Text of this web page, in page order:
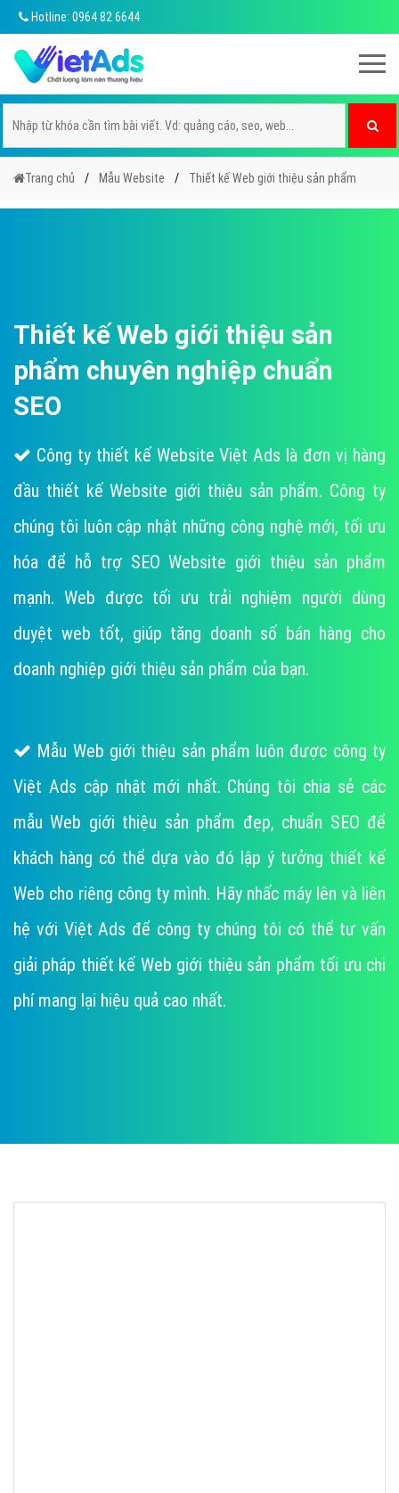
Hotline: 0964 82 6644
Trang chủ Mẫu Website Thiết kế Web giới thiệu sản phẩm
Thiết kế Web giới thiệu sản
phẩm chuyên nghiệp chuẩn
SEO
Công ty thiết kế Website Việt Ads là đơn vị hàng
đầu thiết kế Website giới thiệu sản phẩm. Công ty
chúng tôi luôn cập nhật những công nghệ mới, tối ưu
hóa để hỗ trợ SEO Website giới thiệu sản phẩm
mạnh. Web được tối ưu trải nghiệm người dùng
duyệt web tốt, giúp tăng doanh số bán hàng cho
doanh nghiệp giới thiệu sản phẩm của bạn.
Mẫu Web giới thiệu sản phẩm luôn được công ty
Việt Ads cập nhật mới nhất. Chúng tôi chia sẻ các
mẫu Web giới thiệu sản phẩm đẹp, chuẩn SEO để
khách hàng có thể dựa vào đó lập ý tưởng thiết kế
Web cho riêng công ty mình. Hãy nhấc máy lên và liên
hệ với Việt Ads để công ty chúng tôi có thể tư vấn
giải pháp thiết kế Web giới thiệu sản phẩm tối ưu chi
phí mang lại hiệu quả cao nhất.